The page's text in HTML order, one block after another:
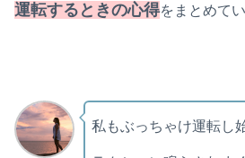
運転するときの心得をまとめて
私もぶっちゃけ運転し